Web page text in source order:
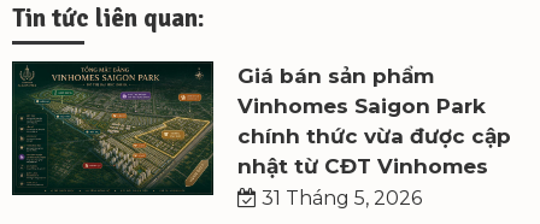
Tin tức liên quan:
Giá bán sản phẩm
Vinhomes Saigon Park
chính thức vừa được cập
nhật từ CĐT Vinhomes
31 Tháng 5, 2026